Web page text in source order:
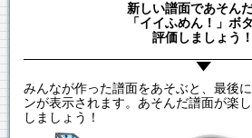
新しい譜面であそん
「イイふめん！」ボ
評価しましょう！
みんなが作った譜面をあそぶと、最後
ンが表示されます。あそんだ譜面が楽
しましょう！